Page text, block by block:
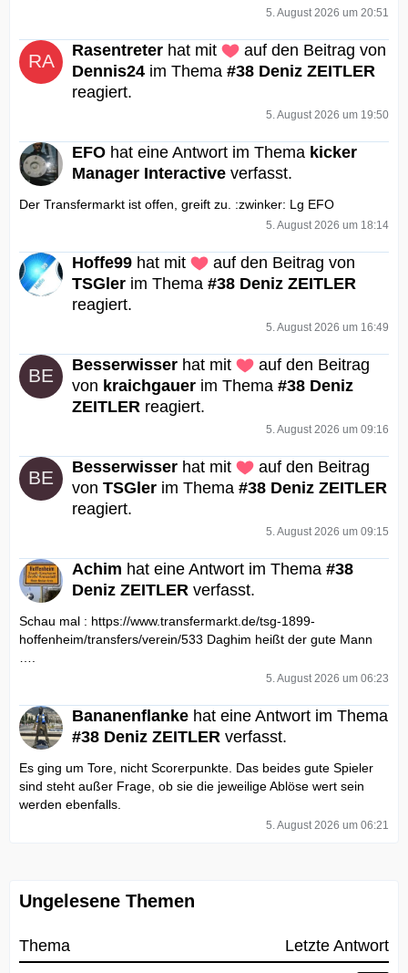
5. August 2026 um 20:51
Rasentreter hat mit
auf den Beitrag von
Dennis24 im Thema #38 Deniz ZEITLER
reagiert.
5. August 2026 um 19:50
EFO hat eine Antwort im Thema kicker
Manager Interactive verfasst.
Der Transfermarkt ist offen, greift zu. :zwinker: Lg EFO
5. August 2026 um 18:14
Hoffe99 hat mit
auf den Beitrag von
TSGler im Thema #38 Deniz ZEITLER
reagiert.
5. August 2026 um 16:49
Besserwisser hat mit
auf den Beitrag
von kraichgauer im Thema #38 Deniz
ZEITLER reagiert.
5. August 2026 um 09:16
Besserwisser hat mit
auf den Beitrag
von TSGler im Thema #38 Deniz ZEITLER
reagiert.
5. August 2026 um 09:15
Achim hat eine Antwort im Thema #38
Deniz ZEITLER verfasst.
Schau mal : https://www.transfermarkt.de/tsg-1899-
hoffenheim/transfers/verein/533 Daghim heißt der gute Mann
5. August 2026 um 06:23
Bananenflanke hat eine Antwort im Thema
#38 Deniz ZEITLER verfasst.
Es ging um Tore, nicht Scorerpunkte. Das beides gute Spieler
sind steht außer Frage, ob sie die jeweilige Ablöse wert sein
werden ebenfalls.
5. August 2026 um 06:21
Ungelesene Themen
Thema Letzte Antwort